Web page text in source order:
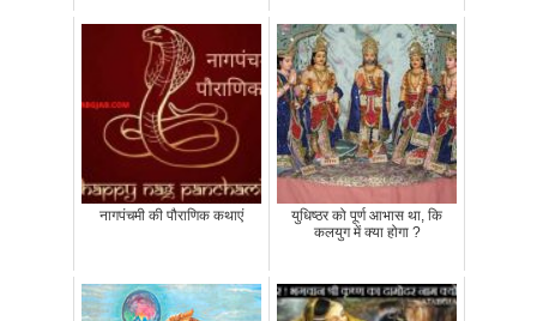
नागपंचमी की पौराणिक कथाएं
युधिष्ठर को पूर्ण आभास था, कि
कलयुग में क्या होगा ?